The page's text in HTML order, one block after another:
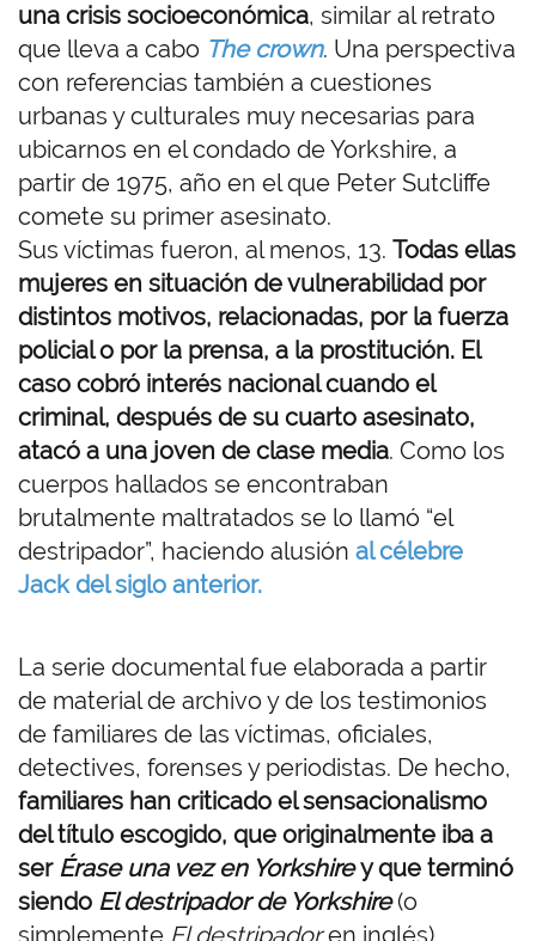
una crisis socioeconómica, similar al retrato
que lleva a cabo The crown. Una perspectiva
con referencias también a cuestiones
urbanas y culturales muy necesarias para
ubicarnos en el condado de Yorkshire, a
partir de 1975, año en el que Peter Sutcliffe
comete su primer asesinato.
Sus víctimas fueron, al menos, 13. Todas ellas
mujeres en situación de vulnerabilidad por
distintos motivos, relacionadas, por la fuerza
policial o por la prensa, a la prostitución. El
caso cobró interés nacional cuando el
criminal, después de su cuarto asesinato,
atacó a una joven de clase media. Como los
cuerpos hallados se encontraban
brutalmente maltratados se lo llamó “el
destripador”, haciendo alusión al célebre
Jack del siglo anterior.
La serie documental fue elaborada a partir
de material de archivo y de los testimonios
de familiares de las víctimas, oficiales,
detectives, forenses y periodistas. De hecho,
familiares han criticado el sensacionalismo
del título escogido, que originalmente iba a
ser Érase una vez en Yorkshirey que terminó
siendo El destripador de Yorkshire(o
simplemente El destripadoren inglés).